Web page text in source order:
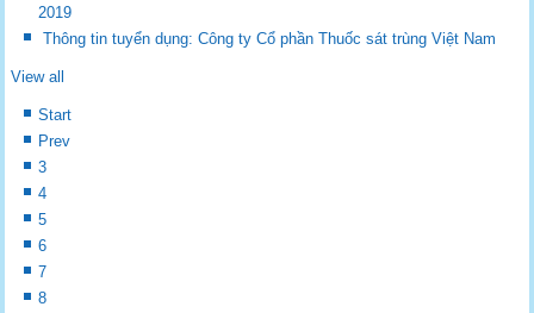
2019
Thông tin tuyển dụng: Công ty Cổ phần Thuốc sát trùng Việt Nam
View all
Start
Prev
3
4
5
6
7
8